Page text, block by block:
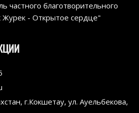
частного благотворительного
- Открытое сердце"
г.Кокшетау, ул. Ауельбекова,